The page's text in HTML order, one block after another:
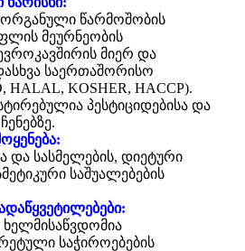
წარმოშობის
მეურნეობის
მიერ და
საერთაშორისო
HALAL, KOSHER, HACCP).
პესტიციდებისა და
და სასმელების, დიეტური
საშუალებების
ხელმისაწვდომია
საჭიროებების